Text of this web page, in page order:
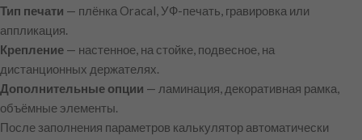
Тип печати — плёнка Oracal, УФ-печать, гравировка или
аппликация.
Крепление — настенное, на стойке, подвесное, на
дистанционных держателях.
Дополнительные опции — ламинация, декоративная рамка,
объёмные элементы.
После заполнения параметров калькулятор автоматически